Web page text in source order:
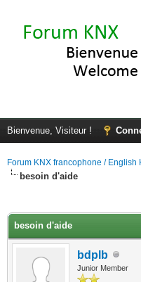
Bienvenue, Visiteur !
Forum KNX francophone / English
besoin d'aide
besoin d'aide
bdplb
Junior Member